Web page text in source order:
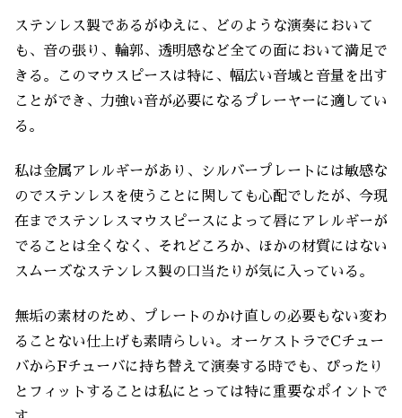
ステンレス製であるがゆえに、どのような演奏において
も、音の張り、輪郭、透明感など全ての面において満足で
きる。このマウスピースは特に、幅広い音域と音量を出す
ことができ、力強い音が必要になるプレーヤーに適してい
る。
私は金属アレルギーがあり、シルバープレートには敏感な
のでステンレスを使うことに関しても心配でしたが、今現
在までステンレスマウスピースによって唇にアレルギーが
でることは全くなく、それどころか、ほかの材質にはない
スムーズなステンレス製の口当たりが気に入っている。
無垢の素材のため、プレートのかけ直しの必要もない変わ
ることない仕上げも素晴らしい。オーケストラでCチュー
バからFチューバに持ち替えて演奏する時でも、ぴったり
とフィットすることは私にとっては特に重要なポイントで